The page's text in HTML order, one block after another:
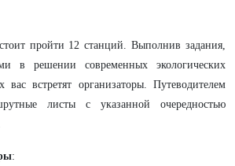
пройти 12 станций. Выполнив задания,
в решении современных экологических
встретят организаторы. Путеводителем
листы с указанной очередностью
: